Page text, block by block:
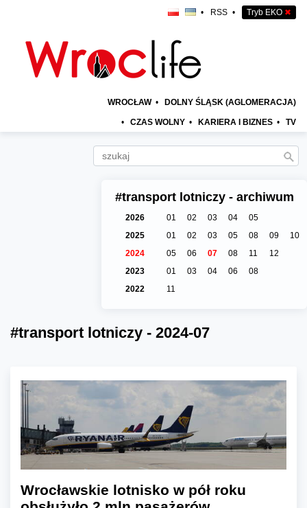
• RSS • Tryb EKO ✖
WROCŁAW • DOLNY ŚLĄSK (AGLOMERACJA)
• CZAS WOLNY • KARIERA I BIZNES • TV
#transport lotniczy - archiwum
2026 01 02 03 04
05
2025
01 02 03 05 08 09
10
2024
05 06 07 08 11
12
2023
01 03 04 06
08
2022
11
#transport lotniczy - 2024-07
Wrocławskie lotnisko w pół roku